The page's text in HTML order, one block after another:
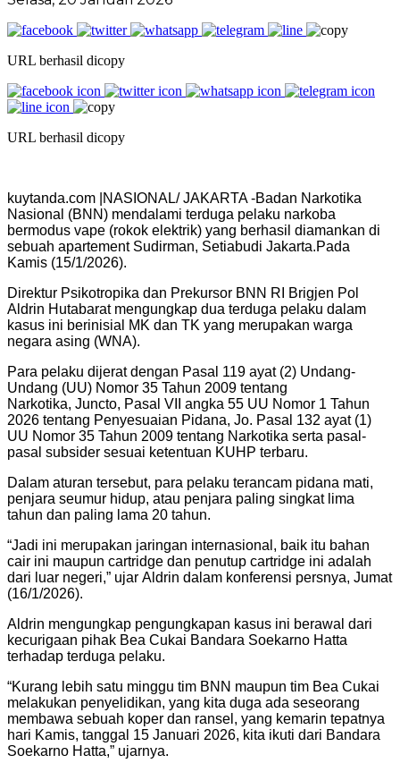
URL berhasil dicopy
URL berhasil dicopy
kuytanda.com |NASIONAL/ JAKARTA -Badan Narkotika
Nasional (BNN) mendalami terduga pelaku narkoba
bermodus vape (rokok elektrik) yang berhasil diamankan di
sebuah apartement Sudirman, Setiabudi Jakarta.Pada
Kamis (15/1/2026).
Direktur Psikotropika dan Prekursor BNN RI Brigjen Pol
Aldrin Hutabarat mengungkap dua terduga pelaku dalam
kasus ini berinisial MK dan TK yang merupakan warga
negara asing (WNA).
Para pelaku dijerat dengan Pasal 119 ayat (2) Undang-
Undang (UU) Nomor 35 Tahun 2009 tentang
Narkotika, Juncto, Pasal VII angka 55 UU Nomor 1 Tahun
2026 tentang Penyesuaian Pidana, Jo. Pasal 132 ayat (1)
UU Nomor 35 Tahun 2009 tentang Narkotika serta pasal-
pasal subsider sesuai ketentuan KUHP terbaru.
Dalam aturan tersebut, para pelaku terancam pidana mati,
penjara seumur hidup, atau penjara paling singkat lima
tahun dan paling lama 20 tahun.
“Jadi ini merupakan jaringan internasional, baik itu bahan
cair ini maupun cartridge dan penutup cartridge ini adalah
dari luar negeri,” ujar Aldrin dalam konferensi persnya, Jumat
(16/1/2026).
Aldrin mengungkap pengungkapan kasus ini berawal dari
kecurigaan pihak Bea Cukai Bandara Soekarno Hatta
terhadap terduga pelaku.
“Kurang lebih satu minggu tim BNN maupun tim Bea Cukai
melakukan penyelidikan, yang kita duga ada seseorang
membawa sebuah koper dan ransel, yang kemarin tepatnya
hari Kamis, tanggal 15 Januari 2026, kita ikuti dari Bandara
Soekarno Hatta,” ujarnya.